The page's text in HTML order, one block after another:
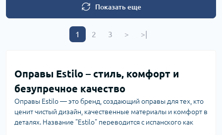
Показать еще
1 2 3 > >|
Оправы Estilo – стиль, комфорт и
безупречное качество
Оправы Estilo — это бренд, создающий оправы для тех, кто
ценит чистый дизайн, качественные материалы и комфорт в
деталях. Название "Estilo" переводится с испанского как